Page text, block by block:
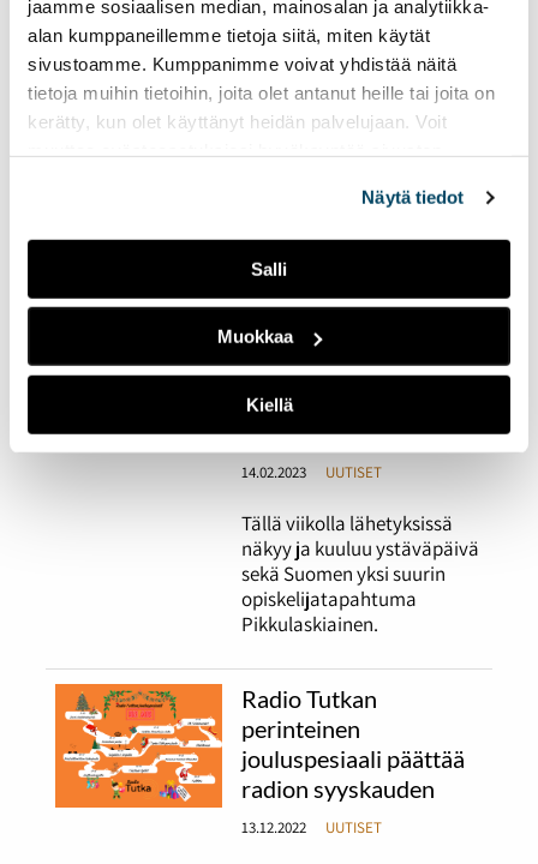
jaamme sosiaalisen median, mainosalan ja analytiikka-
alan kumppaneillemme tietoja siitä, miten käytät
sivustoamme. Kumppanimme voivat yhdistää näitä
tietoja muihin tietoihin, joita olet antanut heille tai joita on
kerätty, kun olet käyttänyt heidän palvelujaan. Voit
Näytä tiedot
Salli
Muokkaa
Kiellä
Radio Tutkan viimeisen
kokonaisen
lähetysviikon kruunaa
Miisa Grekovin vierailu
on jäljellä enää kaksi
viikkoa.
Radio Tutkan toisella
lähetysviikolla
pääteemana on
ystävyys
14.02.2023 UUTISET
Tällä viikolla lähetyksissä
näkyy ja kuuluu ystäväpäivä
sekä Suomen yksi suurin
opiskelijatapahtuma
Pikkulaskiainen.
Radio Tutkan
perinteinen
jouluspesiaali päättää
radion syyskauden
13.12.2022 UUTISET